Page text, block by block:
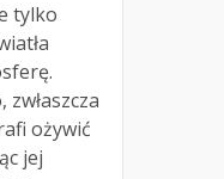
tylko
ożywić
jej